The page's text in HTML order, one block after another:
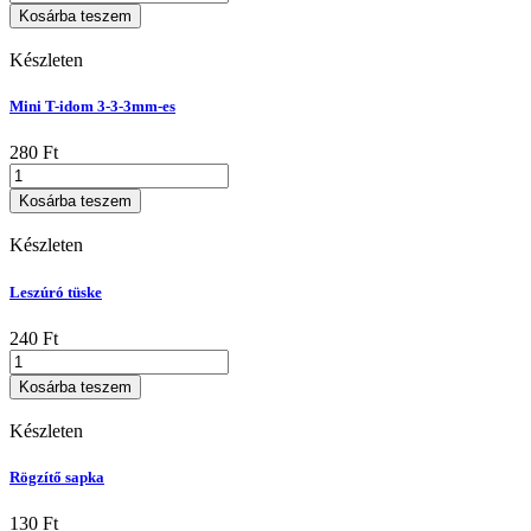
tömlőcsatlakozó
mennyiség
Kosárba teszem
Készleten
Mini T-idom 3-3-3mm-es
280 Ft
Mini
T-
idom
3-
es
Kosárba teszem
Készleten
Leszúró tüske
240 Ft
Leszúró
tüske
mennyiség
Kosárba teszem
Készleten
Rögzítő sapka
130 Ft